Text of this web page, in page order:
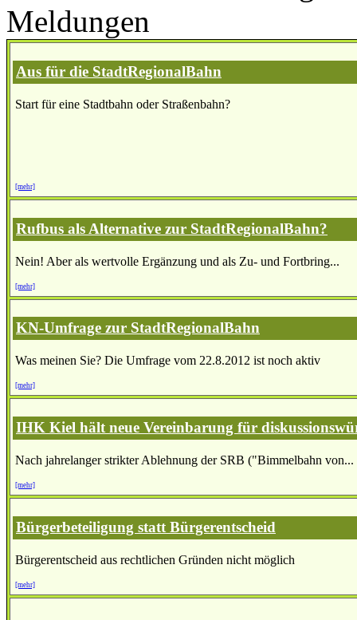
Meldungen
Aus für die StadtRegionalBahn
Start für eine Stadtbahn oder Straßenbahn?
[mehr]
Rufbus als Alternative zur StadtRegionalBahn?
Nein! Aber als wertvolle Ergänzung und als Zu- und Fortbring...
[mehr]
KN-Umfrage zur StadtRegionalBahn
Was meinen Sie? Die Umfrage vom 22.8.2012 ist noch aktiv
[mehr]
IHK Kiel hält neue Vereinbarung für
Nach jahrelanger strikter Ablehnung der SRB ("Bimmelbahn von...
[mehr]
Bürgerbeteiligung statt Bürgerentscheid
Bürgerentscheid aus rechtlichen Gründen nicht möglich
[mehr]